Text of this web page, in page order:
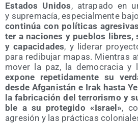
Esta­dos Uni­dos, atra­pa­do en
y supre­ma­cía, espe­cial­men­te
con­ti­núa con polí­ti­cas
ter a nacio­nes y pue­blos libres,
y capa­ci­da­des, y lide­rar
para redi­bu­jar mapas. Mien­tras
mo­ver la paz, la demo­cra­cia y
expo­ne repe­ti­da­men­te su
des­de Afga­nis­tán e Irak has­ta
la fabri­ca­ción del terro­ris­mo y
ble a su pro­te­gi­do «Israel»,
agre­sión y las prác­ti­cas